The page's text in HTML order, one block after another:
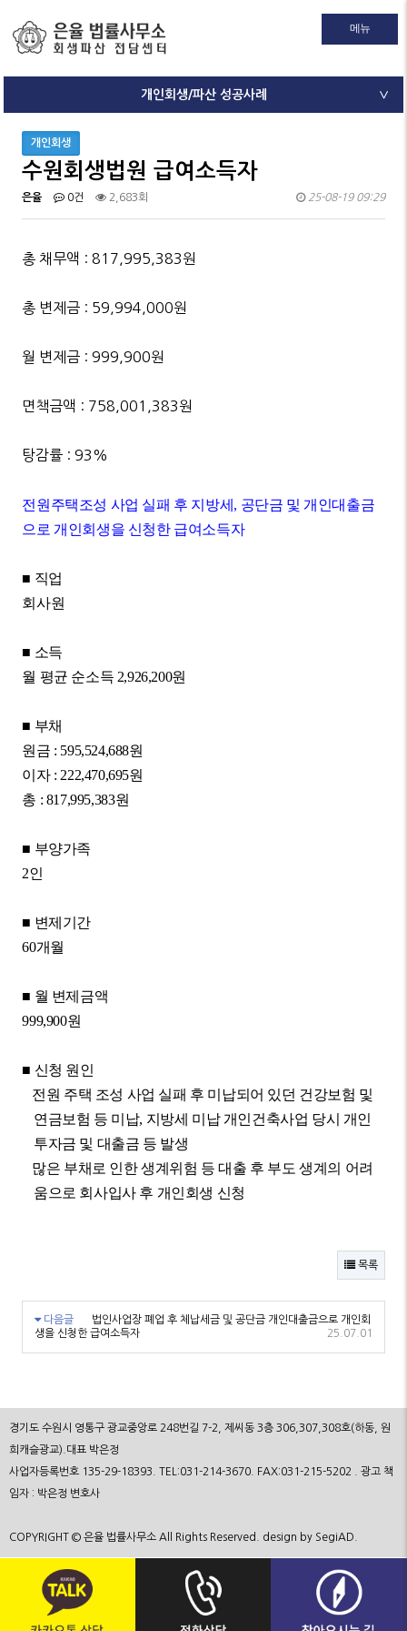
메뉴
개인회생/파산 성공사례 ∨
개인회생
수원회생법원 급여소득자
은율 0건 2,683회 25-08-19 09:29
총 채무액 : 817,995,383원
총 변제금 : 59,994,000원
월 변제금 : 999,900원
면책금액 : 758,001,383원
탕감률 : 93%
전원 주택조성 사업 실패 후 지방세 , 공단금 및 개인대출금
으로 개인회생을 신청한 급여소득자
■ 직업
회사원
■ 소득
월 평균 순소득 2,926,200원
■ 부채
원금 : 595,524,688원
이자 : 222,470,695원
총 : 817,995,383원
■ 부양가족
2인
■ 변제기간
60개월
■ 월 변제금액
999,900원
■ 신청 원인
전원 주택 조성 사업 실패 후 미납되어 있던 건강보험 및
연금보험 등 미납, 지방세 미납개인건축사업 당시 개인
투자금 및 대출금 등 발생
많은 부채로 인한 생계위험 등 대출 후 부도 생계의 어려
움으로 회사입사 후 개인회생 신청
목록
다음글
법인사업장 폐업 후 체납세금 및 공단금 개인대출금으로 개인회
생을 신청한 급여소득자
25.07.01
경기도 수원시 영통구 광교중앙로 248번길 7-2, 제씨동 3층 306,307,308호(하동, 원
희캐슬광교).대표 박은정
사업자등록번호 135-29-18393. TEL:031-214-3670. FAX:031-215-5202 . 광고 책
임자 : 박은정 변호사
COPYRIGHT © 은율 법률사무소 All Rights Reserved. design by SegiAD.